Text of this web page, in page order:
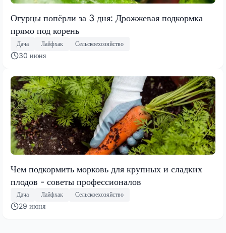
Огурцы попёрли за 3 дня: Дрожжевая подкормка
прямо под корень
Дача Лайфхак Сельскоехозяйство
30 июня
Чем подкормить морковь для крупных и сладких
плодов - советы профессионалов
Дача Лайфхак Сельскоехозяйство
29 июня